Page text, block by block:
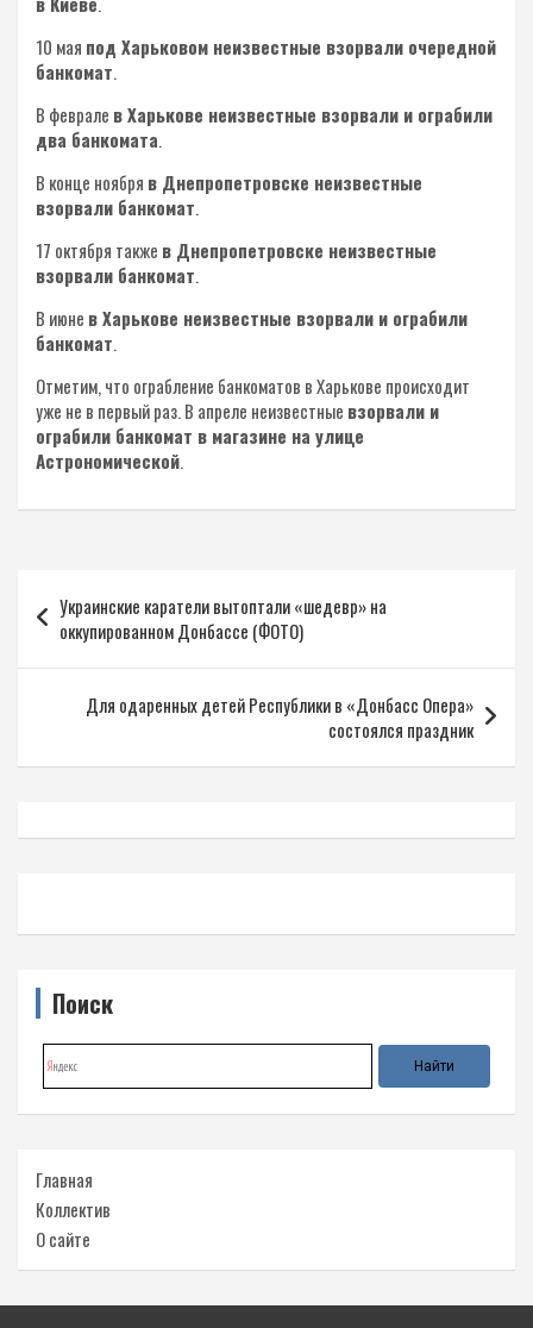
10 мая под Харьковом неизвестные взорвали очередной
банкомат.
В феврале в Харькове неизвестные взорвали и ограбили
два банкомата.
В конце ноября в Днепропетровске неизвестные
взорвали банкомат.
17 октября также в Днепропетровске неизвестные
взорвали банкомат.
В июне в Харькове неизвестные взорвали и ограбили
банкомат.
Отметим, что ограбление банкоматов в Харькове происходит
уже не в первый раз. В апреле неизвестные взорвали и
ограбили банкомат в магазине на улице
Астрономической.
по
записям
Украинские каратели вытоптали «шедевр» на
оккупированном Донбассе (ФОТО)
Для одаренных детей Республики в «Донбасс Опера»
состоялся праздник
Поиск
Главная
Коллектив
О сайте